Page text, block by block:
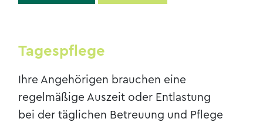
Tagespflege
Ihre Angehörigen brauchen eine
regelmäßige Auszeit oder Entlastung
bei der täglichen Betreuung und Pflege